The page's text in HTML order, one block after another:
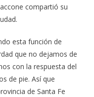
compartió su
esta función de
que no dejamos de
con la respuesta del
de pie. Así que
de Santa Fe